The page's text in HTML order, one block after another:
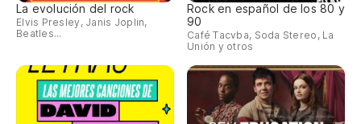
La evolución del rock
Elvis Presley, Janis Joplin,
Beatles...
Rock en español de los 80 y
90
Café Tacvba, Soda Stereo, La
Unión y otros